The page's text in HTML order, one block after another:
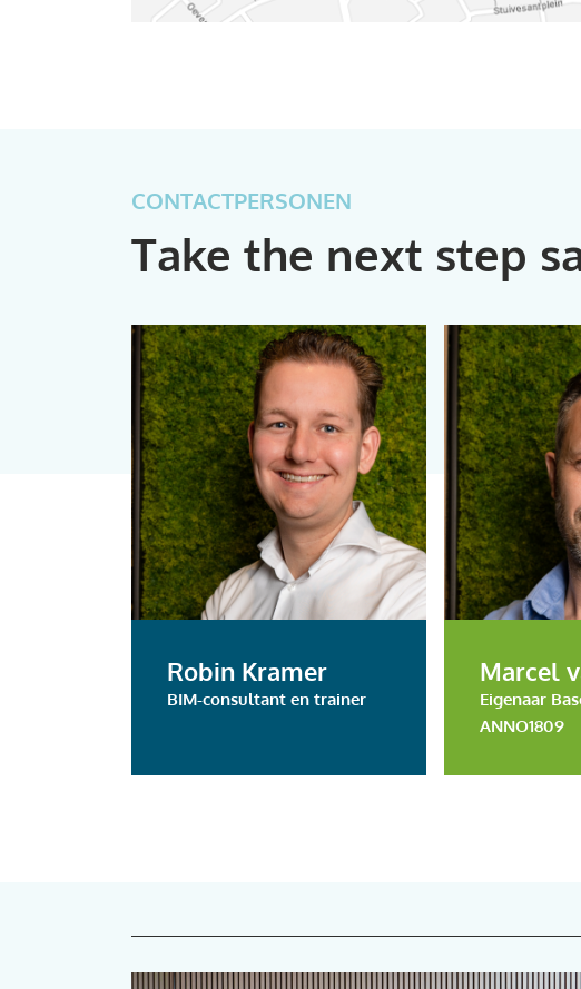
CONTACTPERSONEN
Take the next step
Robin Kramer
BIM-consultant en trainer
06 814 62 100
robin@based.co.nl
LinkedIn
Marcel
Eigenaar
ANNO1809
06 551